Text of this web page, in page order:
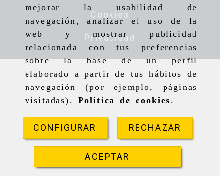
mejorar la usabilidad de
navegación, analizar el uso de la
web y mostrar publicidad
relacionada con tus preferencias
sobre la base de un perfil
elaborado a partir de tus hábitos de
navegación (por ejemplo, páginas
visitadas). Política de cookies .
CONFIGURAR RECHAZAR
ACEPTAR
Cookies
Privacidad